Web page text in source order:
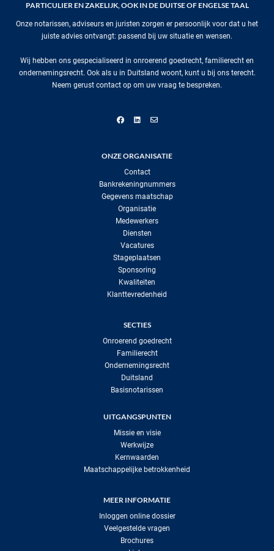
PARTICULIER EN ZAKELIJK, OOK IN DE DUITSE OF ENGELSE TAAL
Onze notarissen, adviseurs en juristen zorgen er persoonlijk voor dat u het
juiste advies ontvangt: passend bij uw situatie en wensen.
Wij hebben ons gespecialiseerd in onroerend goedrecht, familierecht en
ondernemingsrecht. Ook als u in Duitsland woont, kunt u bij ons terecht.
Neem gerust contact op om uw vraag te bespreken.
ONZE ORGANISATIE
Contact
Bankrekeningnummers
Gegevens maatschap
Organisatie
Medewerkers
Diensten
Vacatures
Stageplaatsen
Sponsoring
Kwaliteiten
Klanttevredenheid
SECTIES
Onroerend goedrecht
Familierecht
Ondernemingsrecht
Duitsland
Basisnotarissen
UITGANGSPUNTEN
Missie en visie
Werkwijze
Kernwaarden
Maatschappelijke betrokkenheid
MEER INFORMATIE
Inloggen online dossier
Veelgestelde vragen
Brochures